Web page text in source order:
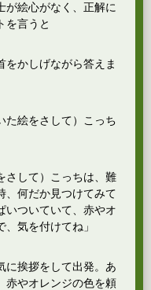
が絵心がなく、正解に
を言うと
をかしげながら答えま
た絵をさして）こっち
さして）こっちは、難
、何だか見つけてみて
いついていて、赤やオ
気を付けてね」
に挨拶をして出発。あ
赤やオレンジの色を頼